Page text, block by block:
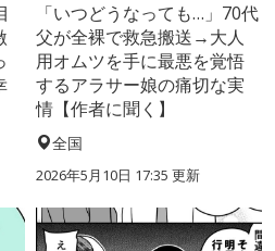
「いつどうなっても…」70代
父が全裸で救急搬送→大人
用オムツを手に最悪を覚悟
するアラサー娘の痛切な実
情【作者に聞く】
全国
2026年5月10日 17:35 更新